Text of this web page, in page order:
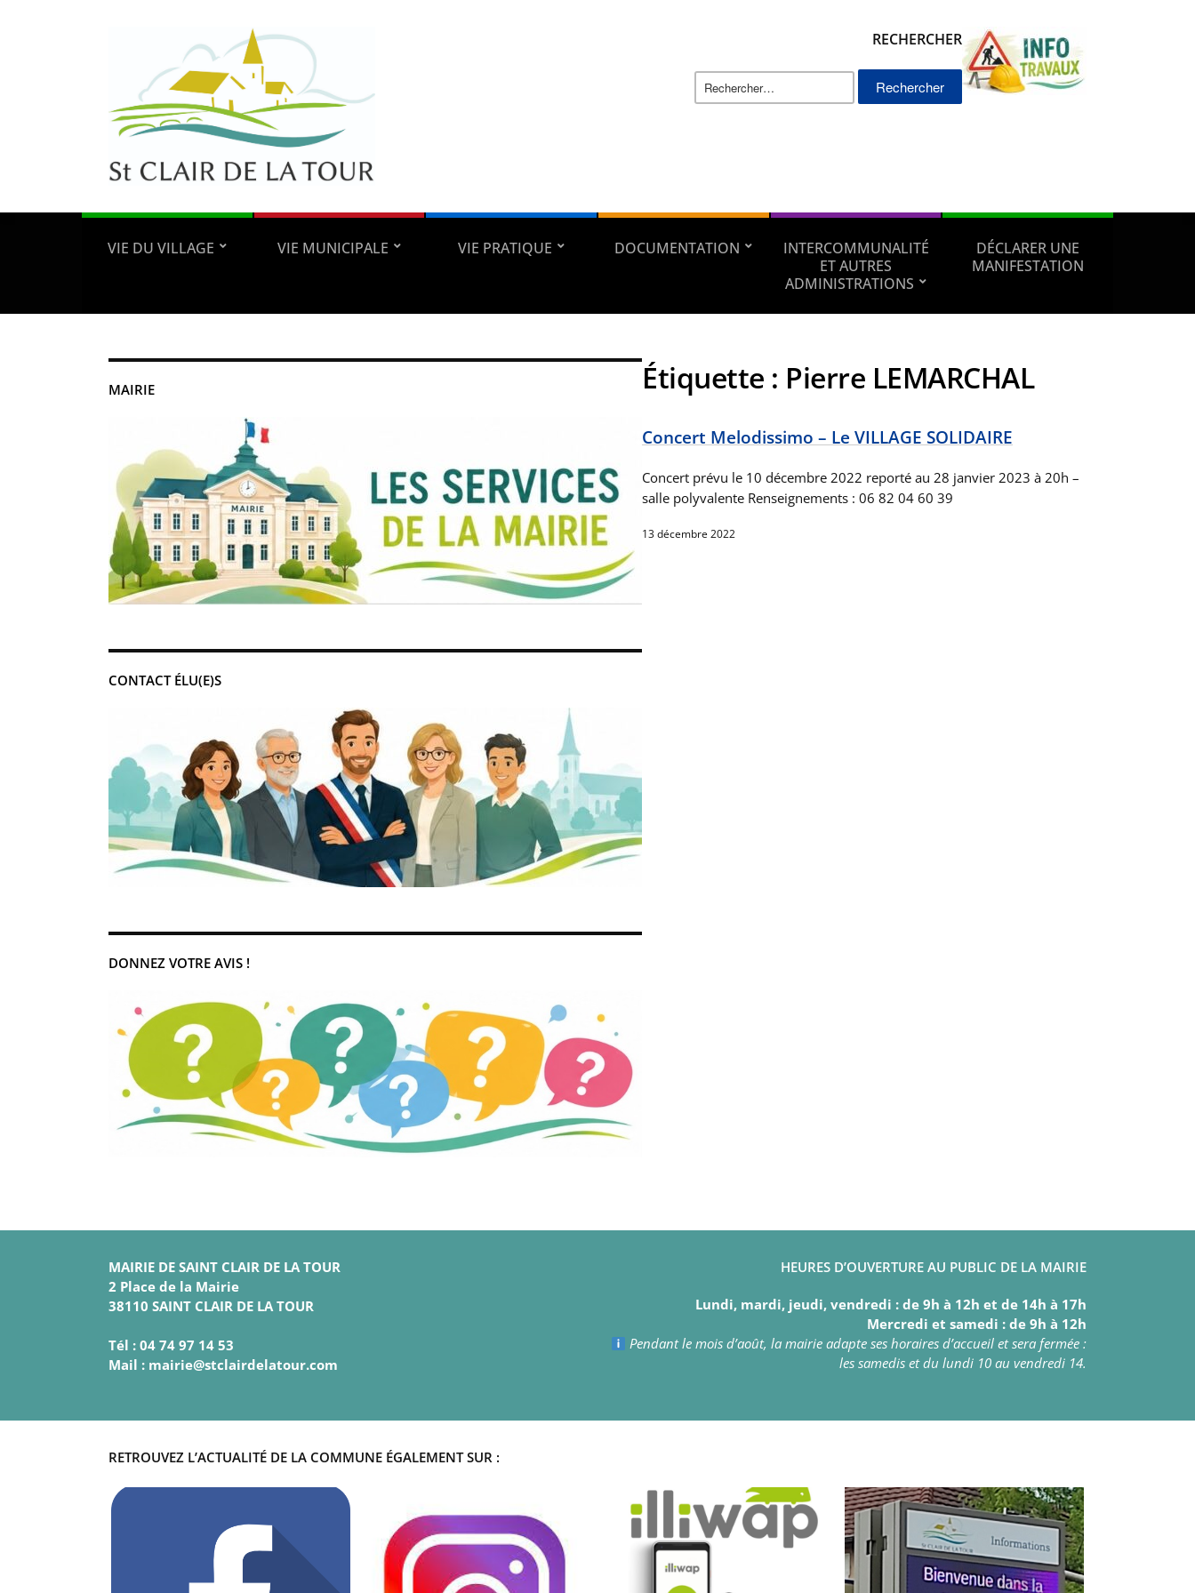
RECHERCHER
Rechercher :
VIE DU VILLAGE VIE MUNICIPALE VIE PRATIQUE DOCUMENTATION
INTERCOMMUNALITÉ
ET AUTRES
ADMINISTRATIONS
DÉCLARER UNE
MANIFESTATION
MAIRIE
CONTACT ÉLU(E)S
DONNEZ VOTRE AVIS !
Étiquette : Pierre LEMARCHAL
Concert Melodissimo – Le VILLAGE SOLIDAIRE
Concert prévu le 10 décembre 2022 reporté au 28 janvier 2023 à 20h –
salle polyvalente Renseignements : 06 82 04 60 39
13 décembre 2022
MAIRIE DE SAINT CLAIR DE LA TOUR
2 Place de la Mairie
38110 SAINT CLAIR DE LA TOUR
Tél : 04 74 97 14 53
Mail : mairie@stclairdelatour.com
HEURES D’OUVERTURE AU PUBLIC DE LA MAIRIE
Lundi, mardi, jeudi, vendredi : de 9h à 12h et de 14h à 17h
Mercredi et samedi : de 9h à 12h
Pendant le mois d’août, la mairie adapte ses horaires d’accueil et sera fermée :
les samedis et du lundi 10 au vendredi 14.
RETROUVEZ L’ACTUALITÉ DE LA COMMUNE ÉGALEMENT SUR :